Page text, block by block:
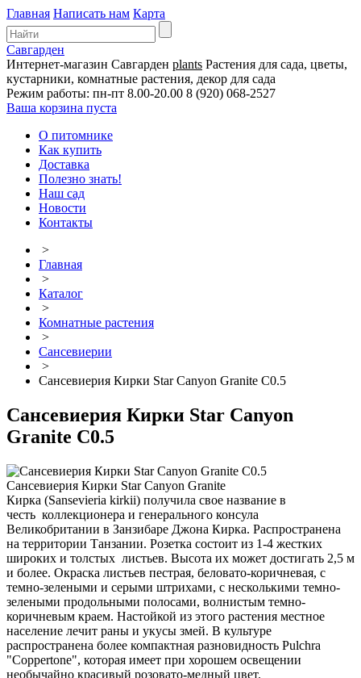
Главная Написать нам Карта
Савгарден
Интернет-магазин Савгарден plants Растения для сада, цветы,
кустарники, комнатные растения, декор для сада
Режим работы: пн-пт 8.00-20.00 8 (920) 068-2527
Ваша корзина пуста
О питомнике
Как купить
Доставка
Полезно знать!
Наш сад
Новости
Контакты
>
Главная
>
Каталог
>
Комнатные растения
>
Сансевиерии
>
Сансевиерия Кирки Star Canyon Granite С0.5
Сансевиерия Кирки Star Canyon
Granite С0.5
Сансевиерия Кирки Star Canyon Granite
Кирка (Sansevieria kirkii) получила свое название в
честь коллекционера и генерального консула
Великобритании в Занзибаре Джона Кирка. Распространена
на территории Танзании. Розетка состоит из 1-4 жестких
широких и толстых листьев. Высота их может достигать 2,5 м
и более. Окраска листьев пестрая, беловато-коричневая, с
темно-зелеными и серыми штрихами, с несколькими темно-
зелеными продольными полосами, волнистым темно-
коричневым краем. Настойкой из этого растения местное
население лечит раны и укусы змей. В культуре
распространена более компактная разновидность Pulchra
"Coppertone", которая имеет при хорошем освещении
необычайно красивый розовато-медный цвет.